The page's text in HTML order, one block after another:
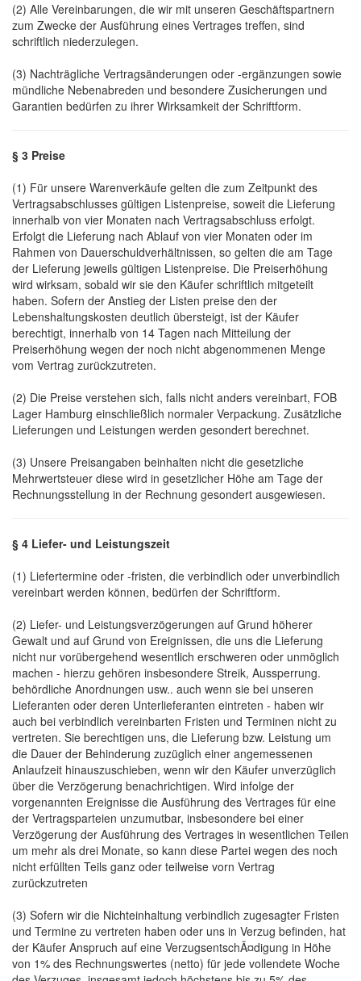
(2) Alle Vereinbarungen, die wir mit unseren Geschäftspartnern
zum Zwecke der Ausführung eines Vertrages treffen, sind
schriftlich niederzulegen.
(3) Nachträgliche Vertragsänderungen oder -ergänzungen sowie
mündliche Nebenabreden und besondere Zusicherungen und
Garantien bedürfen zu ihrer Wirksamkeit der Schriftform.
§ 3 Preise
(1) Für unsere Warenverkäufe gelten die zum Zeitpunkt des
Vertragsabschlusses gültigen Listenpreise, soweit die Lieferung
innerhalb von vier Monaten nach Vertragsabschluss erfolgt.
Erfolgt die Lieferung nach Ablauf von vier Monaten oder im
Rahmen von Dauerschuldverhältnissen, so gelten die am Tage
der Lieferung jeweils gültigen Listenpreise. Die Preiserhöhung
wird wirksam, sobald wir sie den Käufer schriftlich mitgeteilt
haben. Sofern der Anstieg der Listen preise den der
Lebenshaltungskosten deutlich übersteigt, ist der Käufer
berechtigt, innerhalb von 14 Tagen nach Mitteilung der
Preiserhöhung wegen der noch nicht abgenommenen Menge
vom Vertrag zurückzutreten.
(2) Die Preise verstehen sich, falls nicht anders vereinbart, FOB
Lager Hamburg einschließlich normaler Verpackung. Zusätzliche
Lieferungen und Leistungen werden gesondert berechnet.
(3) Unsere Preisangaben beinhalten nicht die gesetzliche
Mehrwertsteuer diese wird in gesetzlicher Höhe am Tage der
Rechnungsstellung in der Rechnung gesondert ausgewiesen.
§ 4 Liefer- und Leistungszeit
(1) Liefertermine oder -fristen, die verbindlich oder unverbindlich
vereinbart werden können, bedürfen der Schriftform.
(2) Liefer- und Leistungsverzögerungen auf Grund höherer
Gewalt und auf Grund von Ereignissen, die uns die Lieferung
nicht nur vorübergehend wesentlich erschweren oder unmöglich
machen - hierzu gehören insbesondere Streik, Aussperrung.
behördliche Anordnungen usw.. auch wenn sie bei unseren
Lieferanten oder deren Unterlieferanten eintreten - haben wir
auch bei verbindlich vereinbarten Fristen und Terminen nicht zu
vertreten. Sie berechtigen uns, die Lieferung bzw. Leistung um
die Dauer der Behinderung zuzüglich einer angemessenen
Anlaufzeit hinauszuschieben, wenn wir den Käufer unverzüglich
über die Verzögerung benachrichtigen. Wird infolge der
vorgenannten Ereignisse die Ausführung des Vertrages für eine
der Vertragsparteien unzumutbar, insbesondere bei einer
Verzögerung der Ausführung des Vertrages in wesentlichen Teilen
um mehr als drei Monate, so kann diese Partei wegen des noch
nicht erfüllten Teils ganz oder teilweise vorn Vertrag
zurückzutreten
(3) Sofern wir die Nichteinhaltung verbindlich zugesagter Fristen
und Termine zu vertreten haben oder uns in Verzug befinden, hat
der Käufer Anspruch auf eine VerzugsentschÃ¤digung in Höhe
von 1% des Rechnungswertes (netto) für jede vollendete Woche